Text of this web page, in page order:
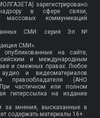
зарегистрировано
в сфере связи,
коммуникаций
СМИ: серия Эл №
СМИ».
на сайте,
и международным
и смежных правах. Любое
и видеоматериалов
правообладателя (АНО
частичном или полном
гиперссылка на издание
за мнения, высказанные в
содержать материалы 16+.